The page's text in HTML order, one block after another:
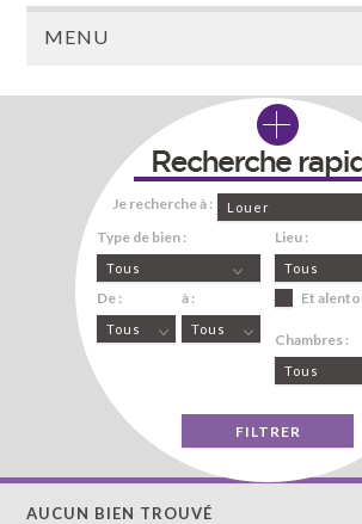
MENU
Je recherche à : Louer
Type de bien :
Tous
De :
Tous
à :
Tous
Lieu :
Tous
Et
Chambres :
Tous
AUCUN BIEN TROUVÉ